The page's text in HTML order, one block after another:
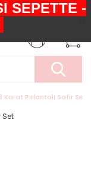
Karat Pırlantalı Safir Set
SEPETTE -